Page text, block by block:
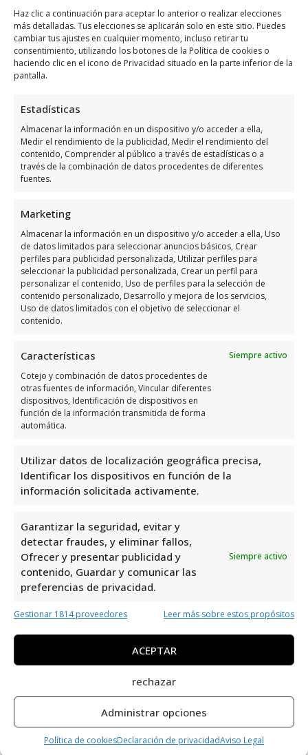
Haz clic a continuación para aceptar lo anterior o realizar elecciones
más detalladas. Tus elecciones se aplicarán solo en este sitio. Puedes
cambiar tus ajustes en cualquier momento, incluso retirar tu
consentimiento, utilizando los botones de la Política de cookies o
haciendo clic en el icono de Privacidad situado en la parte inferior de la
pantalla.
Estadísticas
Almacenar la información en un dispositivo y/o acceder a ella,
Medir el rendimiento de la publicidad, Medir el rendimiento del
contenido, Comprender al público a través de estadísticas o a
través de la combinación de datos procedentes de diferentes
fuentes.
Marketing
Almacenar la información en un dispositivo y/o acceder a ella, Uso
de datos limitados para seleccionar anuncios básicos, Crear
perfiles para publicidad personalizada, Utilizar perfiles para
seleccionar la publicidad personalizada, Crear un perfil para
personalizar el contenido, Uso de perfiles para la selección de
contenido personalizado, Desarrollo y mejora de los servicios,
Uso de datos limitados con el objetivo de seleccionar el
contenido.
Características
Siempre activo
Cotejo y combinación de datos procedentes de
otras fuentes de información, Vincular diferentes
dispositivos, Identificación de dispositivos en
función de la información transmitida de forma
automática.
Utilizar datos de localización geográfica precisa,
Identificar los dispositivos en función de la
información solicitada activamente.
Garantizar la seguridad, evitar y
detectar fraudes, y eliminar fallos,
Ofrecer y presentar publicidad y
contenido, Guardar y comunicar las
preferencias de privacidad.
Siempre activo
Gestionar 1814 proveedores Leer más sobre estos propósitos
ACEPTAR
rechazar
Administrar opciones
Política de cookiesDeclaración de privacidadAviso Legal
Chorizo Designse encuentra ubicado en C.
Isla Formentera, 21, 03189 Dehesa de
Campoamor, Alicante, España, utiliza el
siguiente
mapa para llegar fácilmente
Horario de atención de Chorizo
Días Horario
Lunes
10:00 a 18:00
Martes
10:00 a 18:00
Miércoles
Jueves
10:00 a 18:00
Viernes
10:00 a 18:00
Sábado
10:00 a 14:00
Domingo
Opiniones y datos extra
sobre Chorizo Design
Chorizo Designes una empresa ubicada en
Dehesa de Campoamor, Alicante,
especializada en Consultoría de Marketing.
en 3 reseñas, demuestra su compromiso con
la excelencia y la satisfacción del cliente. Su
enfoque en estrategias innovadoras y
creativas los posiciona como un referente